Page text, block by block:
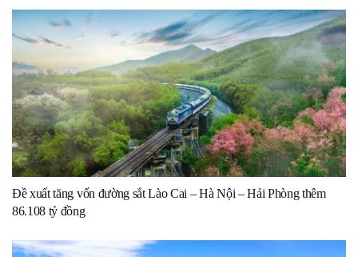
Đề xuất tăng vốn đường sắt Lào Cai – Hà Nội – Hải Phòng thêm
86.108 tỷ đồng